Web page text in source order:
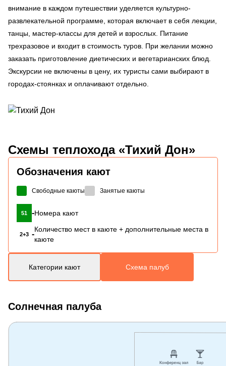
внимание в каждом путешествии уделяется культурно-
развлекательной программе, которая включает в себя лекции,
танцы, мастер-классы для детей и взрослых. Питание
трехразовое и входит в стоимость туров. При желании можно
заказать приготовление диетических и вегетарианских блюд.
Экскурсии не включены в цену, их туристы сами выбирают в
городах-стоянках и оплачивают отдельно.
Схемы теплохода «Тихий Дон»
Обозначения кают
Свободные каюты Занятые каюты
51 -Номера кают
2+3 -
Количество мест в каюте + дополнительные места в
каюте
Категории кают Схема палуб
Солнечная палуба